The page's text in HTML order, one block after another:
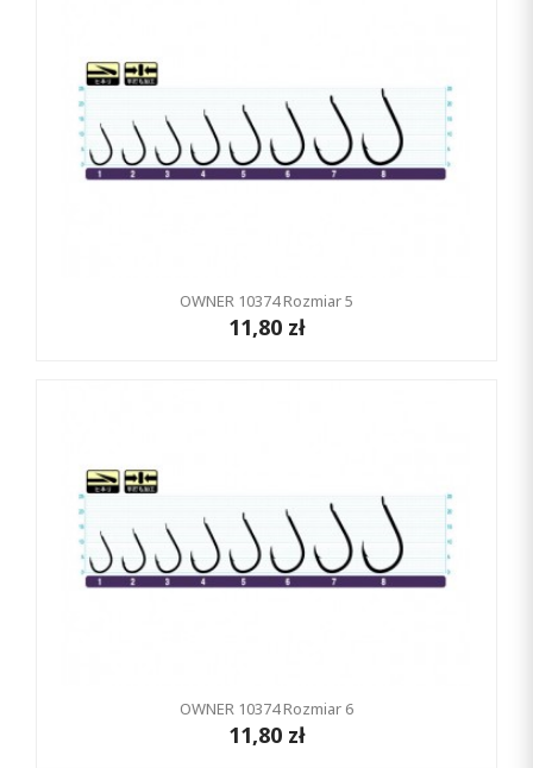
OWNER 10374 Rozmiar 5
11,80 zł
OWNER 10374 Rozmiar 6
11,80 zł